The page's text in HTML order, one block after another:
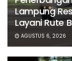
Lampung
Layani Rute
AGUSTUS 6, 2026